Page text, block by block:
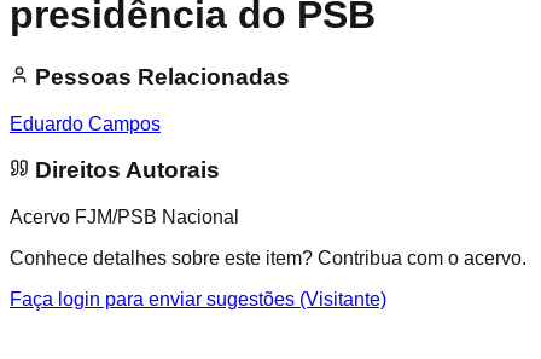
presidência do PSB
Pessoas Relacionadas
Eduardo Campos
Direitos Autorais
Acervo FJM/PSB Nacional
Conhece detalhes sobre este item? Contribua com o acervo.
Faça login para enviar sugestões (Visitante)